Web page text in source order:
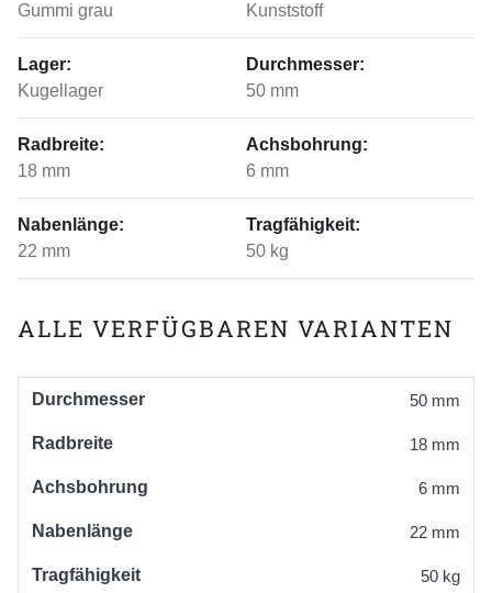
Gummi grau
Kunststoff
Lager:
Kugellager
Durchmesser:
50 mm
Radbreite:
18 mm
Achsbohrung:
6 mm
Nabenlänge:
22 mm
Tragfähigkeit:
50 kg
ALLE VERFÜGBAREN VARIANTEN
Durchmesser 50 mm
Radbreite 18 mm
Achsbohrung 6 mm
Nabenlänge 22 mm
Tragfähigkeit 50 kg